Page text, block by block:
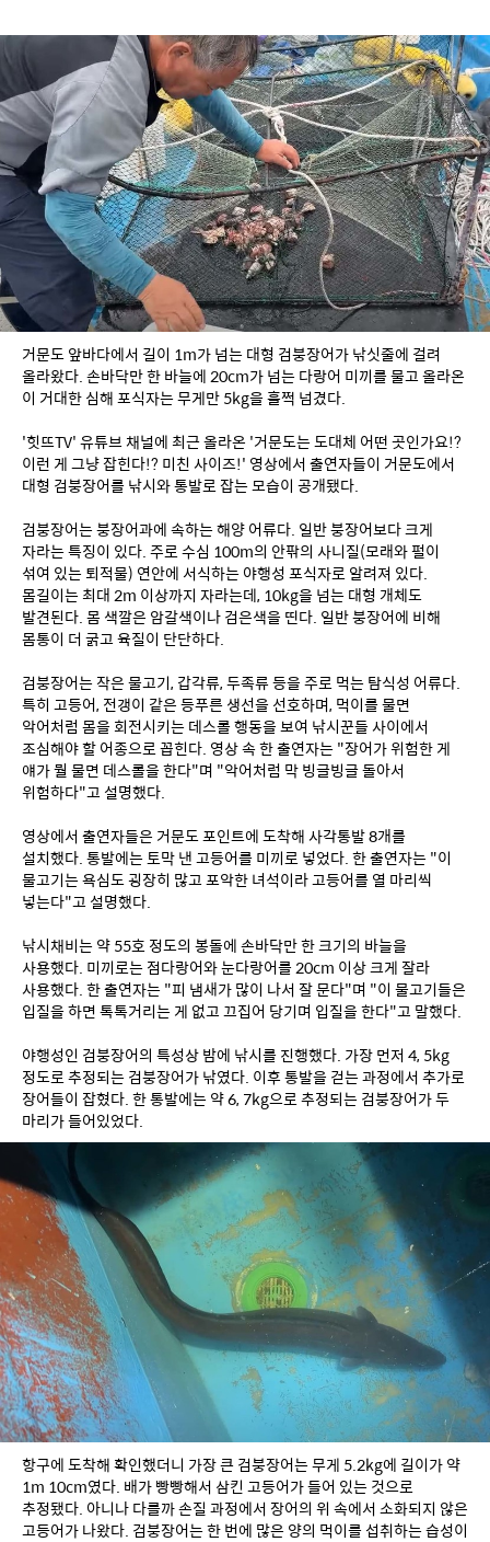
거문도 앞바다에서 길이 1m가 넘는 대형 검붕장어가 낚싯줄에 걸려
올라왔다. 손바닥만 한 바늘에 20cm가 넘는 다랑어 미끼를 물고 올라온
이 거대한 심해 포식자는 무게만 5kg을 훌쩍 넘겼다.
'힛뜨TV' 유튜브 채널에 최근 올라온 '거문도는 도대체 어떤 곳인가요!?
이런 게 그냥 잡힌다!? 미친 사이즈!' 영상에서 출연자들이 거문도에서
대형 검붕장어를 낚시와 통발로 잡는 모습이 공개됐다.
검붕장어는 붕장어과에 속하는 해양 어류다. 일반 붕장어보다 크게
자라는 특징이 있다. 주로 수심 100m의 안팎의 사니질(모래와 펄이
섞여 있는 퇴적물) 연안에 서식하는 야행성 포식자로 알려져 있다.
몸길이는 최대 2m 이상까지 자라는데, 10kg을 넘는 대형 개체도
발견된다. 몸 색깔은 암갈색이나 검은색을 띤다. 일반 붕장어에 비해
몸통이 더 굵고 육질이 단단하다.
검붕장어는 작은 물고기, 갑각류, 두족류 등을 주로 먹는 탐식성 어류다.
특히 고등어, 전갱이 같은 등푸른 생선을 선호하며, 먹이를 물면
악어처럼 몸을 회전시키는 데스롤 행동을 보여 낚시꾼들 사이에서
조심해야 할 어종으로 꼽힌다. 영상 속 한 출연자는 "장어가 위험한 게
얘가 뭘 물면 데스롤을 한다"며 "악어처럼 막 빙글빙글 돌아서
위험하다"고 설명했다.
영상에서 출연자들은 거문도 포인트에 도착해 사각통발 8개를
설치했다. 통발에는 토막 낸 고등어를 미끼로 넣었다. 한 출연자는 "이
물고기는 욕심도 굉장히 많고 포악한 녀석이라 고등어를 열 마리씩
넣는다"고 설명했다.
낚시채비는 약 55호 정도의 봉돌에 손바닥만 한 크기의 바늘을
사용했다. 미끼로는 점다랑어와 눈다랑어를 20cm 이상 크게 잘라
사용했다. 한 출연자는 "피 냄새가 많이 나서 잘 문다"며 "이 물고기들은
입질을 하면 톡톡거리는 게 없고 끄집어 당기며 입질을 한다"고 말했다.
야행성인 검붕장어의 특성상 밤에 낚시를 진행했다. 가장 먼저 4, 5kg
정도로 추정되는 검붕장어가 낚였다. 이후 통발을 걷는 과정에서 추가로
장어들이 잡혔다. 한 통발에는 약 6, 7kg으로 추정되는 검붕장어가 두
마리가 들어있었다.
항구에 도착해 확인했더니 가장 큰 검붕장어는 무게 5.2kg에 길이가 약
1m 10cm였다. 배가 빵빵해서 삼킨 고등어가 들어 있는 것으로
추정됐다. 아니나 다를까 손질 과정에서 장어의 위 속에서 소화되지 않은
고등어가 나왔다. 검붕장어는 한 번에 많은 양의 먹이를 섭취하는 습성이